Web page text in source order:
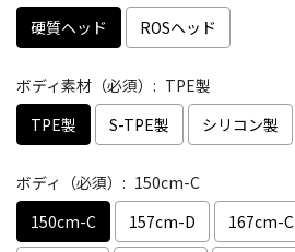
硬質ヘッド
ROSヘッド
ボディ素材（必須）: TPE製
TPE製
S-TPE製 シリコン製
ボディ（必須）: 150cm-C
150cm-C
157cm-D 167cm-C